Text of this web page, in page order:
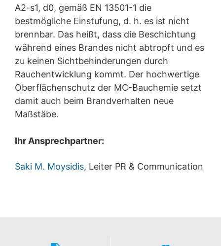
A2-s1, d0, gemäß EN 13501-1 die
bestmögliche Einstufung, d. h. es ist nicht
brennbar. Das heißt, dass die Beschichtung
während eines Brandes nicht abtropft und es
zu keinen Sichtbehinderungen durch
Rauchentwicklung kommt. Der hochwertige
Oberflächenschutz der MC-Bauchemie setzt
damit auch beim Brandverhalten neue
Maßstäbe.
Ihr Ansprechpartner:
Saki M. Moysidis, Leiter PR & Communication